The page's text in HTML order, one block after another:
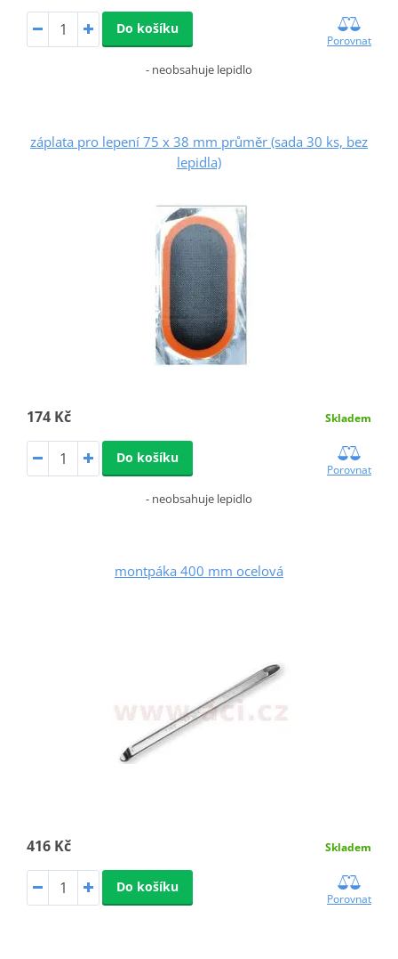
Do košíku
Porovnat
- neobsahuje lepidlo
záplata pro lepení 75 x 38 mm průměr (sada 30 ks, bez
lepidla)
174 Kč Skladem
Do košíku
Porovnat
- neobsahuje lepidlo
montpáka 400 mm ocelová
416 Kč Skladem
Do košíku
Porovnat